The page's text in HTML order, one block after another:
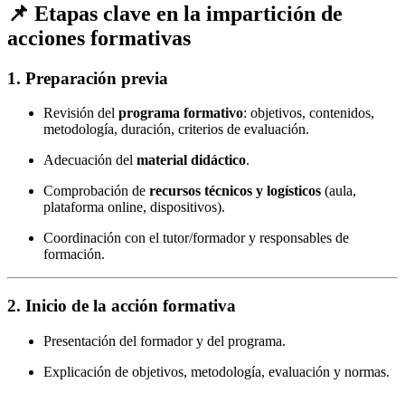
📌 Etapas clave en la impartición de
acciones formativas
1. Preparación previa
Revisión del programa formativo: objetivos, contenidos,
metodología, duración, criterios de evaluación.
Adecuación del material didáctico.
Comprobación de recursos técnicos y logísticos (aula,
plataforma online, dispositivos).
Coordinación con el tutor/formador y responsables de
formación.
2. Inicio de la acción formativa
Presentación del formador y del programa.
Explicación de objetivos, metodología, evaluación y normas.